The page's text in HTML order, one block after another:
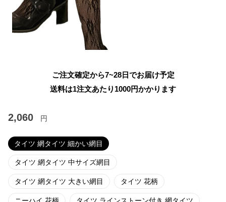
ご注文確定から7~28日でお届け予定
送料は1注文あたり 1000円かかります
2,060 円
タイツ 網タイツ 細かい網目
タイツ 網タイツ 中サイズ網目
タイツ 網タイツ 大きい網目 タイツ 花柄